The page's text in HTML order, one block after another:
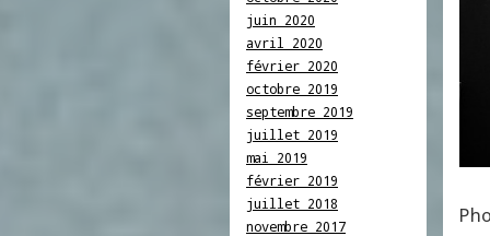
juin 2020
avril 2020
février 2020
octobre 2019
septembre 2019
juillet 2019
mai 2019
février 2019
juillet 2018
novembre 2017